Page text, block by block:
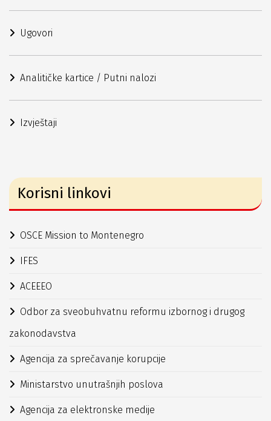
Ugovori
Analitičke kartice / Putni nalozi
Izvještaji
Korisni linkovi
OSCE Mission to Montenegro
IFES
ACEEEO
Odbor za sveobuhvatnu reformu izbornog i drugog
zakonodavstva
Agencija za sprečavanje korupcije
Ministarstvo unutrašnjih poslova
Agencija za elektronske medije